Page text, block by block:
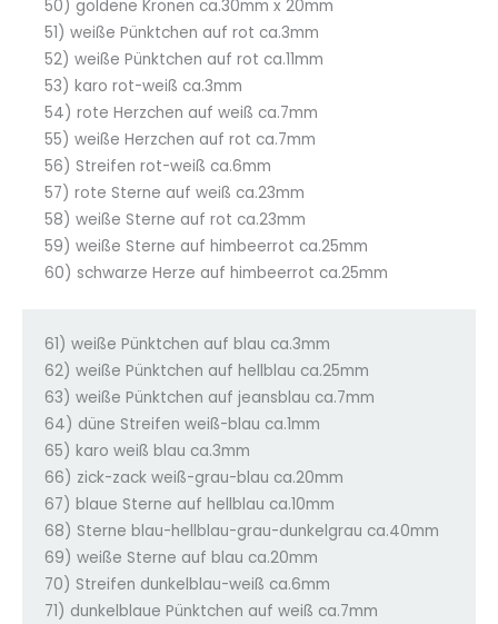
50) goldene Kronen ca.30mm x 20mm
51) weiße Pünktchen auf rot ca.3mm
52) weiße Pünktchen auf rot ca.11mm
53) karo rot-weiß ca.3mm
54) rote Herzchen auf weiß ca.7mm
55) weiße Herzchen auf rot ca.7mm
56) Streifen rot-weiß ca.6mm
57) rote Sterne auf weiß ca.23mm
58) weiße Sterne auf rot ca.23mm
59) weiße Sterne auf himbeerrot ca.25mm
60) schwarze Herze auf himbeerrot ca.25mm
61) weiße Pünktchen auf blau ca.3mm
62) weiße Pünktchen auf hellblau ca.25mm
63) weiße Pünktchen auf jeansblau ca.7mm
64) düne Streifen weiß-blau ca.1mm
65) karo weiß blau ca.3mm
66) zick-zack weiß-grau-blau ca.20mm
67) blaue Sterne auf hellblau ca.10mm
68) Sterne blau-hellblau-grau-dunkelgrau ca.40mm
69) weiße Sterne auf blau ca.20mm
70) Streifen dunkelblau-weiß ca.6mm
71) dunkelblaue Pünktchen auf weiß ca.7mm